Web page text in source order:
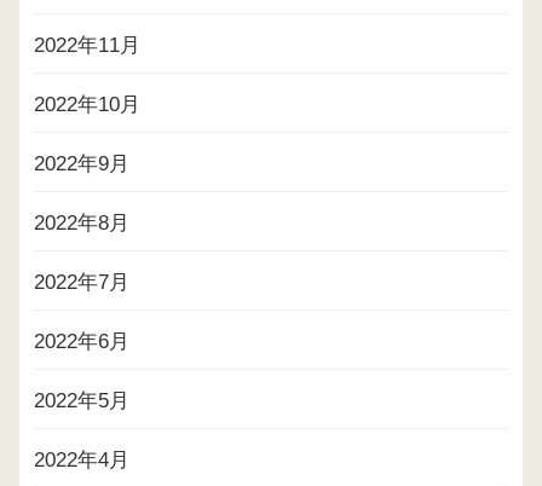
2022年11月
2022年10月
2022年9月
2022年8月
2022年7月
2022年6月
2022年5月
2022年4月